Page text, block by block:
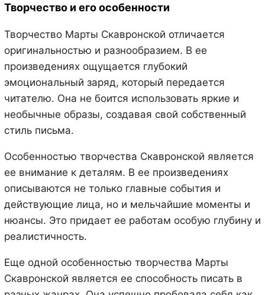
Творчество и его особенности
Творчество Марты Скавронской отличается
оригинальностью и разнообразием. В ее
произведениях ощущается глубокий
эмоциональный заряд, который передается
читателю. Она не боится использовать яркие и
необычные образы, создавая свой собственный
стиль письма.
Особенностью творчества Скавронской является
ее внимание к деталям. В ее произведениях
описываются не только главные события и
действующие лица, но и мельчайшие моменты и
нюансы. Это придает ее работам особую глубину и
реалистичность.
Еще одной особенностью творчества Марты
Скавронской является ее способность писать в